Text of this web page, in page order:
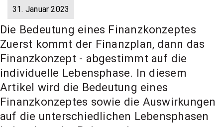
31. Januar 2023
Die Bedeutung eines Finanzkonzeptes
Zuerst kommt der Finanzplan, dann das
Finanzkonzept - abgestimmt auf die
individuelle Lebensphase. In diesem
Artikel wird die Bedeutung eines
Finanzkonzeptes sowie die Auswirkungen
auf die unterschiedlichen Lebensphasen